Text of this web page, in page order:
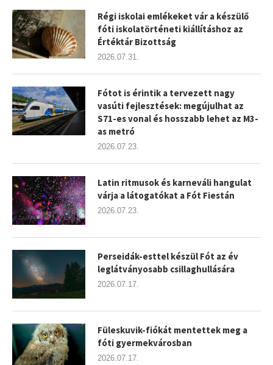
Régi iskolai emlékeket vár a készülő
fóti iskolatörténeti kiállításhoz az
Értéktár Bizottság
2026.07.31.
Fótot is érintik a tervezett nagy
vasúti fejlesztések: megújulhat az
S71-es vonal és hosszabb lehet az M3-
as metró
2026.07.23.
Latin ritmusok és karneváli hangulat
várja a látogatókat a Fót Fiestán
2026.07.23.
Perseidák-esttel készül Fót az év
leglátványosabb csillaghullására
2026.07.17.
Füleskuvik-fiókát mentettek meg a
fóti gyermekvárosban
2026.07.17.